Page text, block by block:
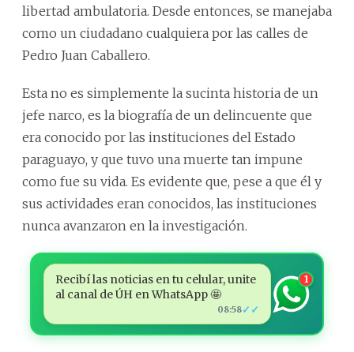
libertad ambulatoria. Desde entonces, se manejaba
como un ciudadano cualquiera por las calles de
Pedro Juan Caballero.
Esta no es simplemente la sucinta historia de un
jefe narco, es la biografía de un delincuente que
era conocido por las instituciones del Estado
paraguayo, y que tuvo una muerte tan impune
como fue su vida. Es evidente que, pese a que él y
sus actividades eran conocidos, las instituciones
nunca avanzaron en la investigación.
Recibí las noticias en tu celular, unite
al canal de ÚH en WhatsApp 🤩
08:58✓✓
1